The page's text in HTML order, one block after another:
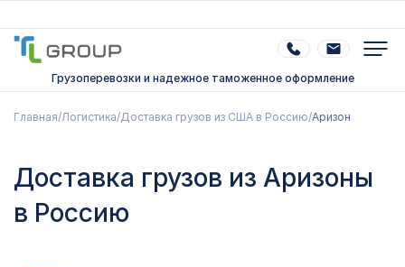
Грузоперевозки и надежное таможенное оформление
Главная/Логистика/Доставка грузов из США в Россию/Аризон
Доставка грузов из Аризоны
в Россию